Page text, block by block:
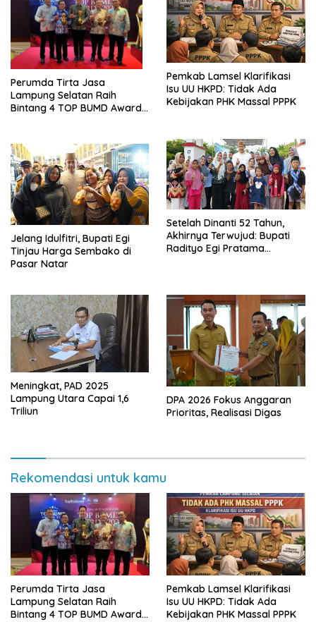
Perumda Tirta Jasa
Lampung Selatan Raih
Bintang 4 TOP BUMD Awards
Pemkab Lamsel Klarifikasi
Isu UU HKPD: Tidak Ada
Kebijakan PHK Massal PPPK
Jelang Idulfitri, Bupati Egi
Tinjau Harga Sembako di
Pasar Natar
Setelah Dinanti 52 Tahun,
Akhirnya Terwujud: Bupati
Radityo Egi Pratama
Meningkat, PAD 2025
Lampung Utara Capai 1,6
Triliun
DPA 2026 Fokus Anggaran
Prioritas, Realisasi Digas
Rekomendasi untuk kamu
Perumda Tirta Jasa
Lampung Selatan Raih
Bintang 4 TOP BUMD Awards
Pemkab Lamsel Klarifikasi
Isu UU HKPD: Tidak Ada
Kebijakan PHK Massal PPPK